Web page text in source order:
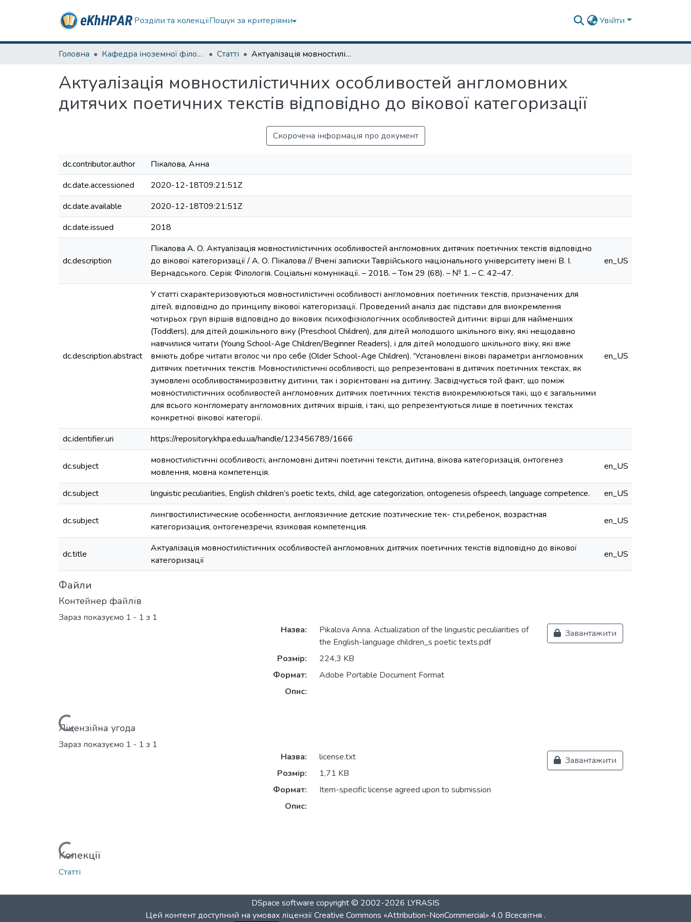
Розділи та колекціїПошук за критеріями Увійти
Головна Кафедра іноземної філології Статті Актуалізація мовностилістичних особливостей англомовних дитячих поетичних текстів відповідно до вікової категоризації
Актуалізація мовностилістичних особливостей англомовних
дитячих поетичних текстів відповідно до вікової категоризації
Скорочена інформація про документ
dc.contributor.author
Пікалова, Анна
dc.date.accessioned
2020-12-18T09:21:51Z
dc.date.available
2020-12-18T09:21:51Z
dc.date.issued
2018
dc.description
Пікалова А. О. Актуалізація мовностилістичних особливостей англомовних дитячих поетичних текстів відповідно
до вікової категоризації / А. О. Пікалова // Вчені записки Таврійського національного університету імені В. І.
Вернадського. Серія: Філологія. Соціальні комунікації. – 2018. – Том 29 (68). – № 1. – С. 42–47.
en_US
dc.description.abstract
У статті схарактеризовуються мовностилістичні особливості англомовних поетичних текстів, призначених для
дітей, відповідно до принципу вікової категоризації. Проведений аналіз дає підстави для виокремлення
чотирьох груп віршів відповідно до вікових психофізіологічних особливостей дитини: вірші для найменших
(Toddlers), для дітей дошкільного віку (Preschool Children), для дітей молодшого шкільного віку, які нещодавно
навчилися читати (Young School-Age Children/Beginner Readers), і для дітей молодшого шкільного віку, які вже
вміють добре читати вголос чи про себе (Older School-Age Children). 'Установлені вікові параметри англомовних
дитячих поетичних текстів. Мовностилістичні особливості, що репрезентовані в дитячих поетичних текстах, як
зумовлені особливостямирозвитку дитини, так і зорієнтовані на дитину. Засвідчується той факт, що поміж
мовностилістичних особливостей англомовних дитячих поетичних текстів виокремлюються такі, що є загальними
для всього конгломерату англомовних дитячих віршів, і такі, що репрезентуються лише в поетичних текстах
конкретної вікової категорії.
en_US
dc.identifier.uri https://repository.khpa.edu.ua/handle/123456789/1666
dc.subject
мовностилістичні особливості, англомовні дитячі поетичні тексти, дитина, вікова категоризація, онтогенез
мовлення, мовна компетенція.
en_US
dc.subject linguistic peculiarities, English children’s poetic texts, child, age categorization, ontogenesis ofspeech, language competence. en_US
dc.subject
лингвостилистические особенности, англоязичние детские позтические тек- сти,ребенок, возрастная
категоризация, онтогенезречи, язиковая компетенция.
en_US
dc.title
Актуалізація мовностилістичних особливостей англомовних дитячих поетичних текстів відповідно до вікової
категоризації
en_US
Файли
Контейнер файлів
Зараз показуємо 1 - 1 з 1
Вантажиться...
Назва:
Pikalova Anna. Actualization of the linguistic peculiarities of
the English-language children_s poetic texts.pdf
Розмір:
224,3 KB
Формат:
Adobe Portable Document Format
Опис:
Завантажити
Ліцензійна угода
Зараз показуємо 1 - 1 з 1
Вантажиться...
Назва:
license.txt
Розмір:
1,71 KB
Формат:
Item-specific license agreed upon to submission
Опис:
Завантажити
Колекції
Статті
DSpace software copyright © 2002-2026 LYRASIS
Цей контент доступний на умовах ліцензіїCreative Commons «Attribution-NonCommercial» 4.0 Всесвітня .